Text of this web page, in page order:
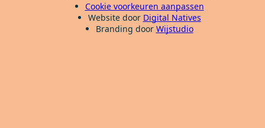
Cookie voorkeuren aanpassen
Website door Digital Natives
Branding door Wijstudio